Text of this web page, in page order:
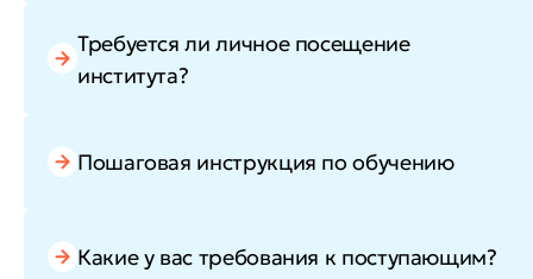
Требуется ли личное посещение
института?
Пошаговая инструкция по обучению
Какие у вас требования к поступающим?